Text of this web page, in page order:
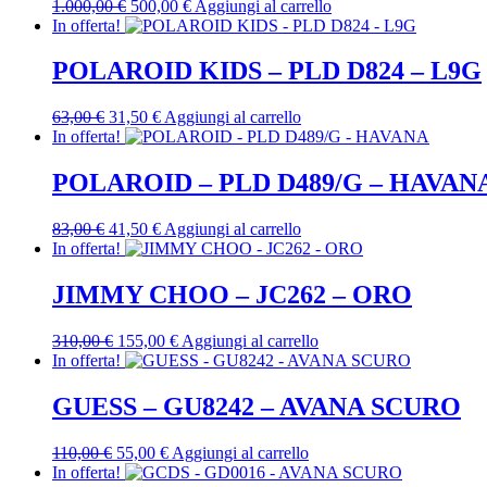
1.000,00€ Il
prezzo
era:
1.000,00 €.
500,00 €Il
prezzo
è:
500,00 €.
Aggiungi al carrello
In offerta!
POLAROID KIDS – PLD D824 – L9G
63,00€ Il
prezzo
era:
63,00 €.
31,50 €Il
prezzo
è:
31,50 €.
Aggiungi al carrello
In offerta!
POLAROID – PLD D489/G –
83,00€ Il
prezzo
era:
83,00 €.
41,50 €Il
prezzo
è:
41,50 €.
Aggiungi al carrello
In offerta!
JIMMY CHOO – JC262 – ORO
310,00€ Il
prezzo
era:
310,00 €.
155,00 €Il
prezzo
è:
155,00 €.
Aggiungi al carrello
In offerta!
GUESS – GU8242 – AVANA SCURO
110,00€ Il
prezzo
55,00 €Il
prezzo
Aggiungi al carrello
In offerta!